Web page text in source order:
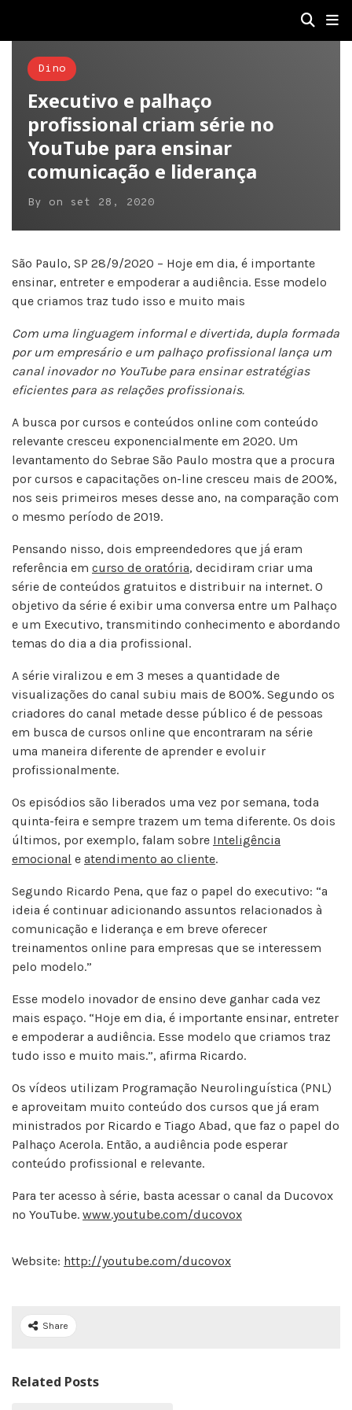
Dino
Executivo e palhaço
profissional criam série no
YouTube para ensinar
comunicação e liderança
By on set 28, 2020
São Paulo, SP 28/9/2020 – Hoje em dia, é importante
ensinar, entreter e empoderar a audiência. Esse modelo
que criamos traz tudo isso e muito mais
Com uma linguagem informal e divertida, dupla formada
por um empresário e um palhaço profissional lança um
canal inovador no YouTube para ensinar estratégias
eficientes para as relações profissionais.
A busca por cursos e conteúdos online com conteúdo
relevante cresceu exponencialmente em 2020. Um
levantamento do Sebrae São Paulo mostra que a procura
por cursos e capacitações on-line cresceu mais de 200%,
nos seis primeiros meses desse ano, na comparação com
o mesmo período de 2019.
Pensando nisso, dois empreendedores que já eram
referência em curso de oratória, decidiram criar uma
série de conteúdos gratuitos e distribuir na internet. O
objetivo da série é exibir uma conversa entre um Palhaço
e um Executivo, transmitindo conhecimento e abordando
temas do dia a dia profissional.
A série viralizou e em 3 meses a quantidade de
visualizações do canal subiu mais de 800%. Segundo os
criadores do canal metade desse público é de pessoas
em busca de cursos online que encontraram na série
uma maneira diferente de aprender e evoluir
profissionalmente.
Os episódios são liberados uma vez por semana, toda
quinta-feira e sempre trazem um tema diferente. Os dois
últimos, por exemplo, falam sobre Inteligência
emocional e atendimento ao cliente.
Segundo Ricardo Pena, que faz o papel do executivo: “a
ideia é continuar adicionando assuntos relacionados à
comunicação e liderança e em breve oferecer
treinamentos online para empresas que se interessem
pelo modelo.”
Esse modelo inovador de ensino deve ganhar cada vez
mais espaço. “Hoje em dia, é importante ensinar, entreter
e empoderar a audiência. Esse modelo que criamos traz
tudo isso e muito mais.”, afirma Ricardo.
Os vídeos utilizam Programação Neurolinguística (PNL)
e aproveitam muito conteúdo dos cursos que já eram
ministrados por Ricardo e Tiago Abad, que faz o papel do
Palhaço Acerola. Então, a audiência pode esperar
conteúdo profissional e relevante.
Para ter acesso à série, basta acessar o canal da Ducovox
no YouTube. www.youtube.com/ducovox
Website: http://youtube.com/ducovox
Share
Related Posts